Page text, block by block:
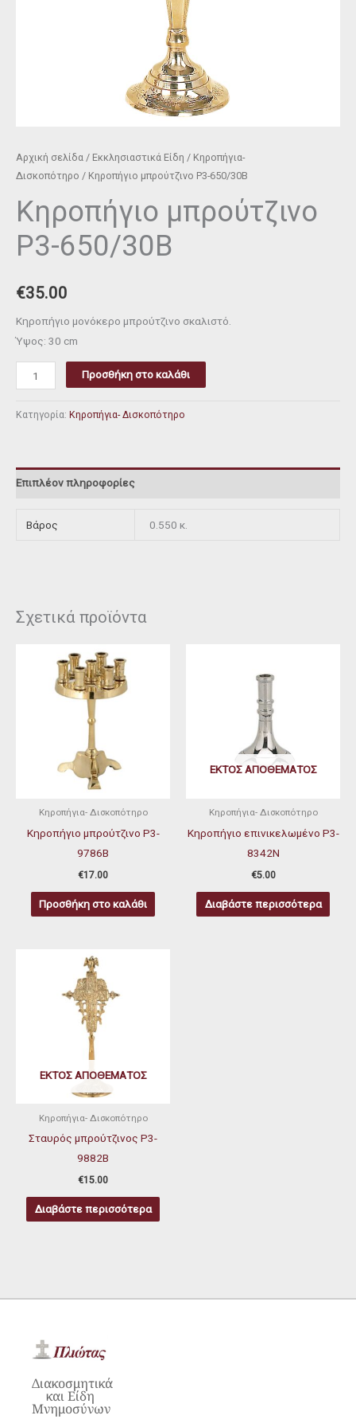
Αρχική σελίδα / Εκκλησιαστικά Είδη / Κηροπήγια-
Δισκοπότηρο / Κηροπήγιο μπρούτζινο P3-650/30Β
Κηροπήγιο μπρούτζινο
P3-650/30Β
€35.00
Κηροπήγιο μονόκερο μπρούτζινο σκαλιστό.
Ύψος: 30 cm
Προσθήκη στο καλάθι
Κατηγορία: Κηροπήγια- Δισκοπότηρο
Επιπλέον πληροφορίες
Βάρος 0.550 κ.
Σχετικά προϊόντα
Κηροπήγια- Δισκοπότηρο
Κηροπήγιο μπρούτζινο P3-
9786Β
€17.00
Προσθήκη στο καλάθι
ΕΚΤΌΣ ΑΠΟΘΈΜΑΤΟΣ
Κηροπήγια- Δισκοπότηρο
Κηροπήγιο επινικελωμένο P3-
8342N
€5.00
Διαβάστε περισσότερα
ΕΚΤΌΣ ΑΠΟΘΈΜΑΤΟΣ
Κηροπήγια- Δισκοπότηρο
Σταυρός μπρούτζινος P3-
9882B
€15.00
Διαβάστε περισσότερα
Διακοσμητικά
και Είδη
Μνημοσύνων